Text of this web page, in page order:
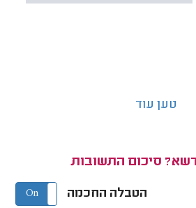
טען עוד
סיכום התשובות
הטבלה החכמה On Off